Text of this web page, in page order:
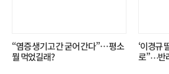
“염증 생기고 간 굳어 간다”… 평소
뭘 먹었길래?
‘이경규
로”⋯반